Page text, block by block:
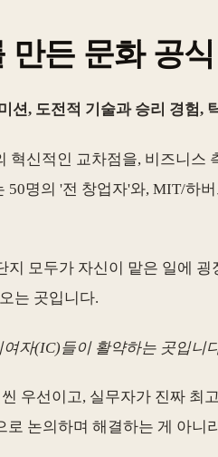
든 문화 공식
션, 도전적 기술과 승리 경험,
신적인 교차점을, 비즈니
50명의 '전 창업자'와, MIT/하
모두가 자신이 맡은 일에
는 곳입니다.
자(IC)들이 활약하는 곳입니
우선이고, 실무자가 진짜
논의하며 해결하는 게 아